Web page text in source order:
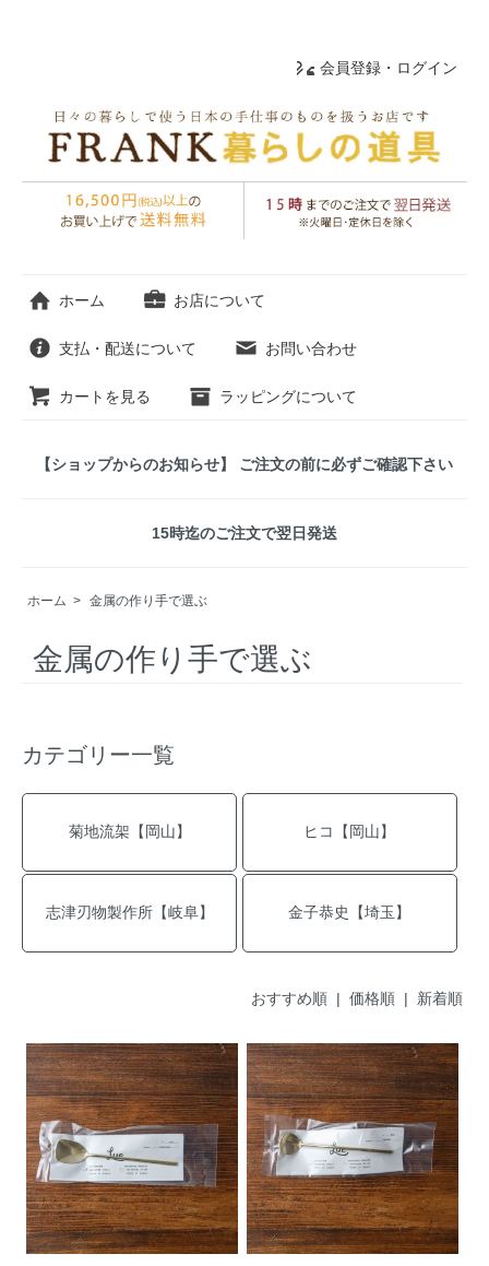
会員登録・ログイン
ホーム お店について
支払・配送について お問い合わせ
カートを見る ラッピングについて
【ショップからのお知らせ】 ご注文の前に必ずご確認下さい
15時迄のご注文で翌日発送
ホーム > 金属の作り手で選ぶ
金属の作り手で選ぶ
カテゴリー一覧
菊地流架【岡山】 ヒコ【岡山】
志津刃物製作所【岐阜】 金子恭史【埼玉】
おすすめ順| 価格順 | 新着順